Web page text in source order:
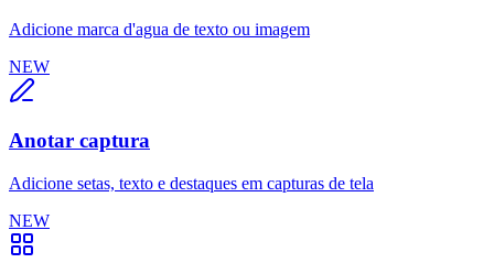
Adicione marca d'agua de texto ou imagem
NEW
Anotar captura
Adicione setas, texto e destaques em capturas de tela
NEW